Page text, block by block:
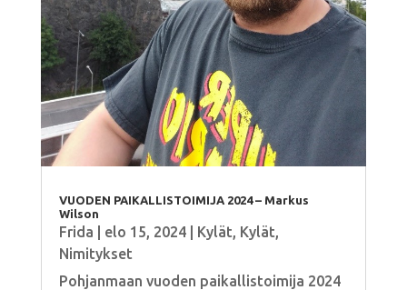
VUODEN PAIKALLISTOIMIJA 2024 – Markus
Wilson
Frida elo 15, 2024| Kylät, Kylät,
Nimitykset
Pohjanmaan vuoden paikallistoimija 2024